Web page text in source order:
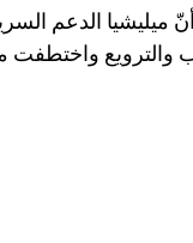
ميليشيا الدعم
والترويع واختطفت